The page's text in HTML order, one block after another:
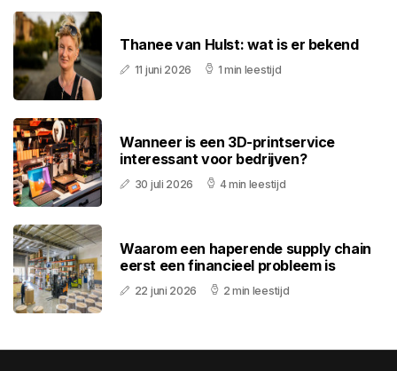
Thanee van Hulst: wat is er bekend
11 juni 2026 1 min leestijd
Wanneer is een 3D-printservice
interessant voor bedrijven?
30 juli 2026 4 min leestijd
Waarom een haperende supply chain
eerst een financieel probleem is
22 juni 2026 2 min leestijd